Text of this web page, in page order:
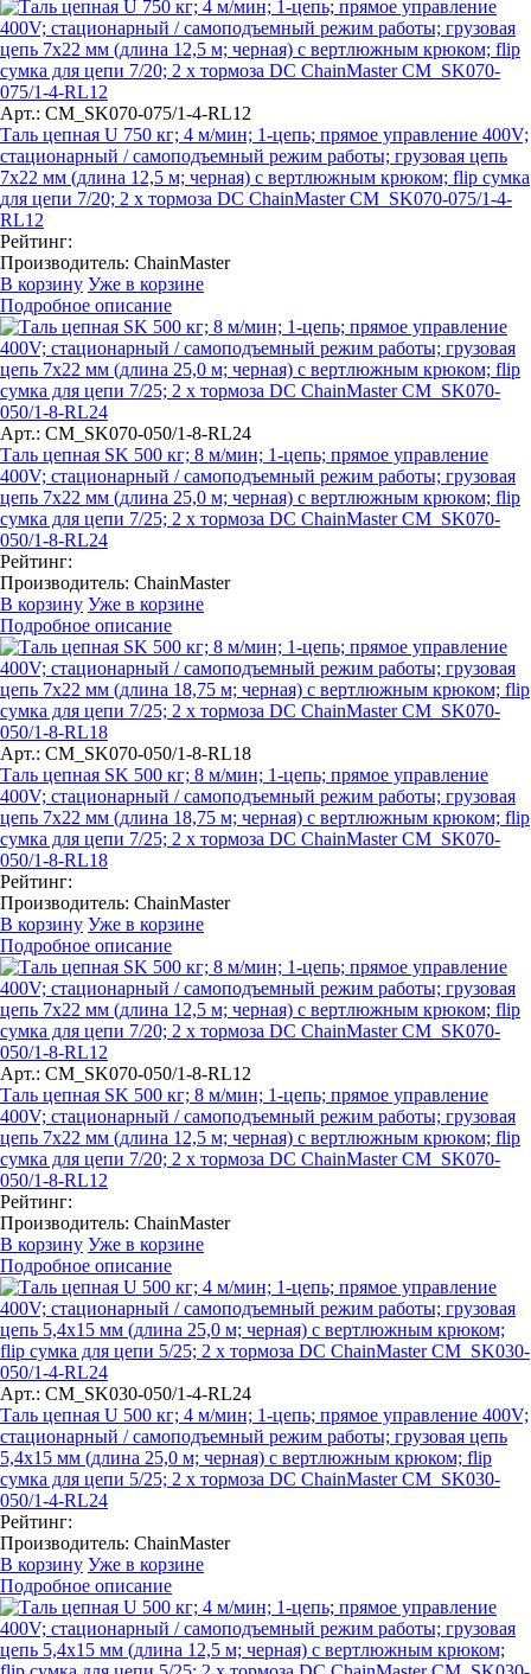
Арт.: CM_SK070-075/1-4-RL12
Таль цепная U 750 кг; 4 м/мин; 1-цепь; прямое управление 400V;
стационарный / самоподъемный режим работы; грузовая цепь
7х22 мм (длина 12,5 м; черная) с вертлюжным крюком; flip сумка
для цепи 7/20; 2 x тормоза DC ChainMaster CM_SK070-075/1-4-
RL12
Рейтинг:
Производитель: ChainMaster
В корзину Уже в корзине
Подробное описание
Арт.: CM_SK070-050/1-8-RL24
Таль цепная SK 500 кг; 8 м/мин; 1-цепь; прямое управление
400V; стационарный / самоподъемный режим работы; грузовая
цепь 7х22 мм (длина 25,0 м; черная) с вертлюжным крюком; flip
сумка для цепи 7/25; 2 x тормоза DC ChainMaster CM_SK070-
050/1-8-RL24
Рейтинг:
Производитель: ChainMaster
В корзину Уже в корзине
Подробное описание
Арт.: CM_SK070-050/1-8-RL18
Таль цепная SK 500 кг; 8 м/мин; 1-цепь; прямое управление
400V; стационарный / самоподъемный режим работы; грузовая
цепь 7х22 мм (длина 18,75 м; черная) с вертлюжным крюком; flip
сумка для цепи 7/25; 2 x тормоза DC ChainMaster CM_SK070-
050/1-8-RL18
Рейтинг:
Производитель: ChainMaster
В корзину Уже в корзине
Подробное описание
Арт.: CM_SK070-050/1-8-RL12
Таль цепная SK 500 кг; 8 м/мин; 1-цепь; прямое управление
400V; стационарный / самоподъемный режим работы; грузовая
цепь 7х22 мм (длина 12,5 м; черная) с вертлюжным крюком; flip
сумка для цепи 7/20; 2 x тормоза DC ChainMaster CM_SK070-
050/1-8-RL12
Рейтинг:
Производитель: ChainMaster
В корзину Уже в корзине
Подробное описание
Арт.: CM_SK030-050/1-4-RL24
Таль цепная U 500 кг; 4 м/мин; 1-цепь; прямое управление 400V;
стационарный / самоподъемный режим работы; грузовая цепь
5,4х15 мм (длина 25,0 м; черная) с вертлюжным крюком; flip
сумка для цепи 5/25; 2 x тормоза DC ChainMaster CM_SK030-
050/1-4-RL24
Рейтинг:
Производитель: ChainMaster
В корзину Уже в корзине
Подробное описание